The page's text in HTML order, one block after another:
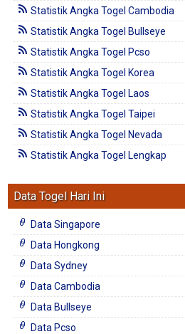
Statistik Angka Togel Cambodia
Statistik Angka Togel Bullseye
Statistik Angka Togel Pcso
Statistik Angka Togel Korea
Statistik Angka Togel Laos
Statistik Angka Togel Taipei
Statistik Angka Togel Nevada
Statistik Angka Togel Lengkap
Data Togel Hari Ini
Data Singapore
Data Hongkong
Data Sydney
Data Cambodia
Data Bullseye
Data Pcso